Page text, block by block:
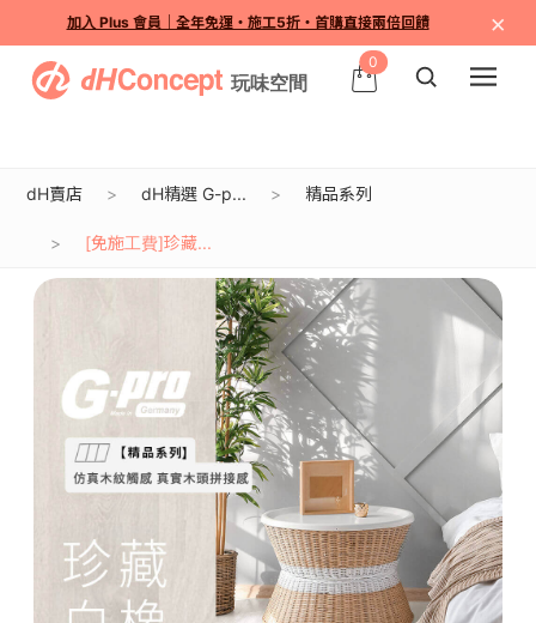
加入 Plus 會員｜全年免運・施工5折・首購直接兩倍回饋 ×
0
dH賣店 dH精選 G-p... 精品系列
[免施工費]珍藏...